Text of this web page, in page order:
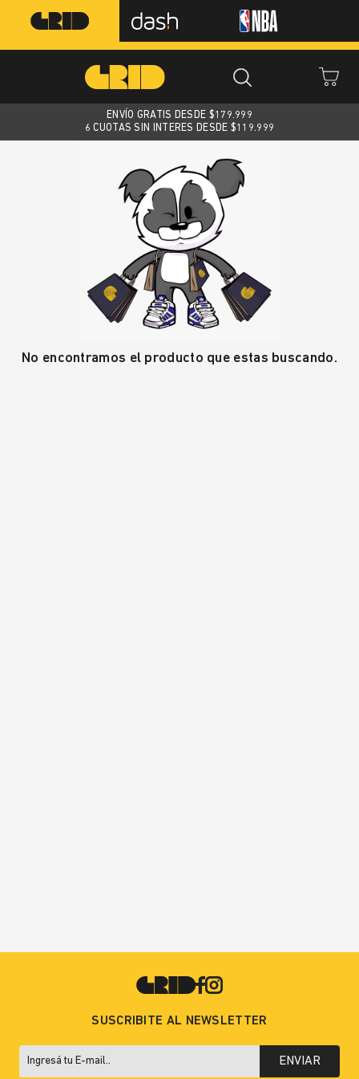
ENVÍO GRATIS DESDE $179.999
6 CUOTAS SIN INTERES DESDE $119.999
No encontramos el producto que estas buscando.
SUSCRIBITE AL NEWSLETTER
ENVIAR